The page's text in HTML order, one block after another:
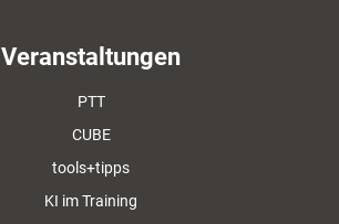
Veranstaltungen
PTT
CUBE
tools+tipps
KI im Training